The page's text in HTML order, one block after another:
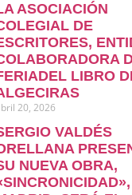
ASOCIACIÓN
DE
LIBRO
20, 2026
VALDÉS
NUEVA OBRA,